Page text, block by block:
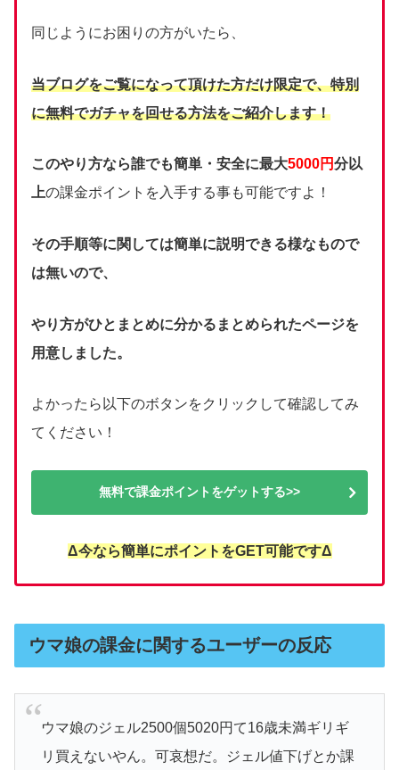
同じようにお困りの方がいたら、
当ブログをご覧になって頂けた方だけ限定で、特別
に無料でガチャを回せる方法をご紹介します！
このやり方なら誰でも簡単・安全に最大5000円分以
上の課金ポイントを入手する事も可能ですよ！
その手順等に関しては簡単に説明できる様なもので
は無いので、
やり方がひとまとめに分かるまとめられたページを
用意しました。
よかったら以下のボタンをクリックして確認してみ
てください！
無料で課金ポイントをゲットする>>
Δ今なら簡単にポイントをGET可能ですΔ
ウマ娘の課金に関するユーザーの反応
ウマ娘のジェル2500個5020円て16歳未満ギリギ
リ買えないやん。可哀想だ。ジェル値下げとか課